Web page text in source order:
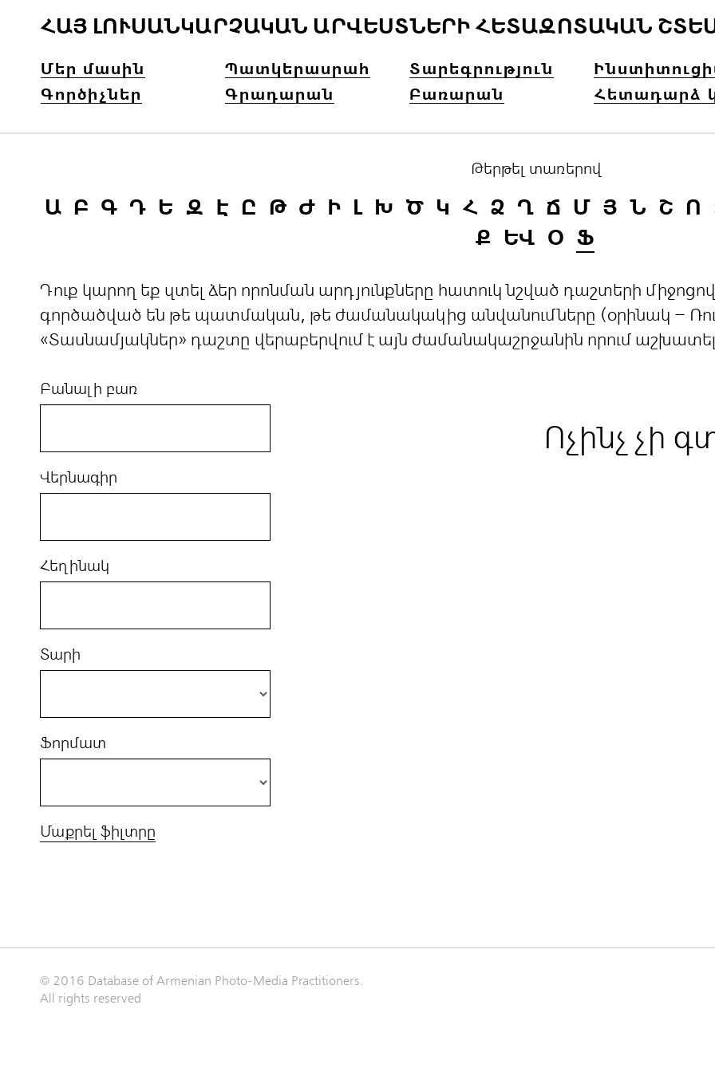
ՀԱՅ ԼՈՒՍԱՆԿԱՐՉԱԿԱՆ ԱՐՎԵՍՏՆԵՐԻ ՀԵՏԱԶՈՏԱԿԱՆ
Մեր մասին Պատկերասրահ Տարեգրություն
Գործիչներ
Գրադարան Բառարան Հետադարձ
Թերթել տառերով
Ա Բ Գ Դ Ե Զ Է Ը Թ Ժ Ի Լ Խ Ծ Կ Հ Ձ Ղ Ճ Մ Յ Ն Շ Ո
Ք ԵՎ Օ Ֆ
Դուք կարող եք զտել ձեր որոնման արդյունքները հատուկ նշված դաշտերի
գործածված են թե պատմական, թե ժամանակակից անվանումները (օրինակ –
«Տասնամյակներ» դաշտը վերաբերվում է այն ժամանակաշրջանին որում
Բանալի բառ
Վերնագիր
Հեղինակ
Տարի
Ֆորմատ
Մաքրել ֆիլտրը
Ոչինչ չի
© 2016 Database of Armenian Photo-Media Practitioners.
All rights reserved